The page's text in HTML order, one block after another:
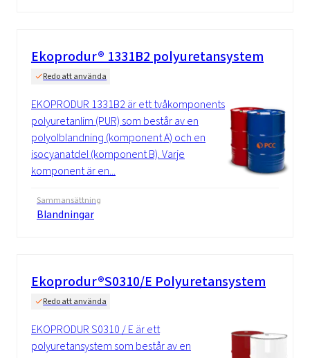
Ekoprodur® 1331B2 polyuretansystem
Redo att använda
EKOPRODUR 1331B2 är ett tvåkomponents
polyuretanlim (PUR) som består av en
polyolblandning (komponent A) och en
isocyanatdel (komponent B). Varje
komponent är en...
Sammansättning
Blandningar
Ekoprodur®S0310/E Polyuretansystem
Redo att använda
EKOPRODUR S0310 / E är ett
polyuretansystem som består av en